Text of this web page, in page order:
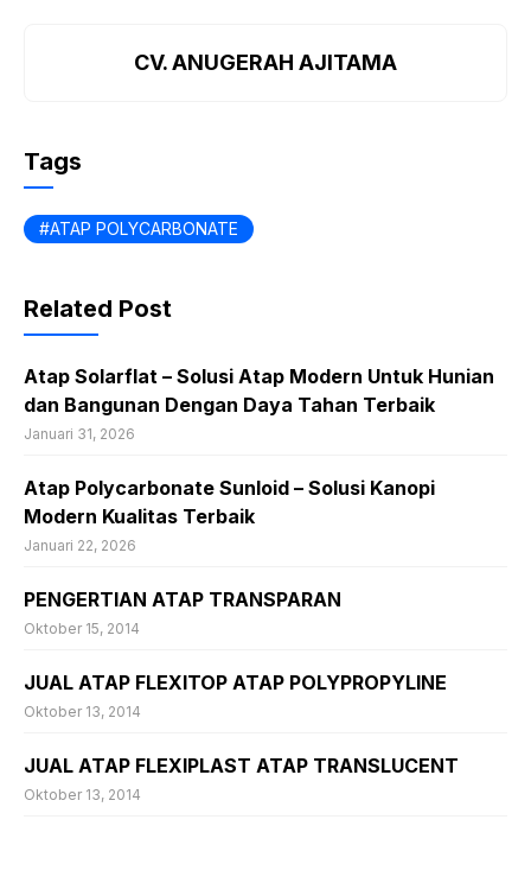
CV. ANUGERAH AJITAMA
Tags
ATAP POLYCARBONATE
Related Post
Atap Solarflat – Solusi Atap Modern Untuk Hunian
dan Bangunan Dengan Daya Tahan Terbaik
Januari 31, 2026
Atap Polycarbonate Sunloid – Solusi Kanopi
Modern Kualitas Terbaik
Januari 22, 2026
PENGERTIAN ATAP TRANSPARAN
Oktober 15, 2014
JUAL ATAP FLEXITOP ATAP POLYPROPYLINE
Oktober 13, 2014
JUAL ATAP FLEXIPLAST ATAP TRANSLUCENT
Oktober 13, 2014